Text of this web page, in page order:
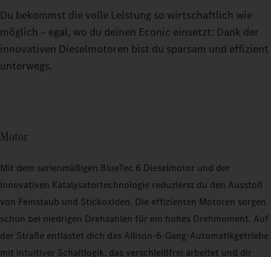
Du bekommst die volle Leistung so wirtschaftlich wie
möglich – egal, wo du deinen Econic einsetzt: Dank der
innovativen Dieselmotoren bist du sparsam und effizient
unterwegs.
Motor
Mit dem serienmäßigen BlueTec 6 Dieselmotor und der
innovativen Katalysatortechnologie reduzierst du den Ausstoß
von Feinstaub und Stickoxiden. Die effizienten Motoren sorgen
schon bei niedrigen Drehzahlen für ein hohes Drehmoment. Auf
der Straße entlastet dich das Allison-6-Gang-Automatikgetriebe
mit intuitiver Schaltlogik, das verschleißfrei arbeitet und dir